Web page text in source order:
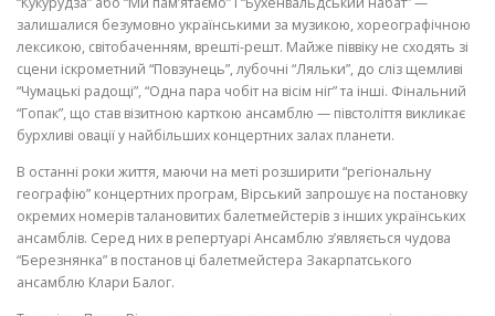
залишалися безумовно українськими за музикою, хо­реографічною
лексикою, світобаченням, врешті-решт. Майже піввіку не сходять зі
сцени іскрометний “Повзунець”, лубочні “Ляльки”, до сліз щемливі
“Чумацькі радощі”, “Одна пара чобіт на вісім ніг” та інші. Фі­нальний
“Гопак”, що став візитною карткою ансамблю — півстоліття вик­ликає
бурхливі овації у найбільших концертних залах планети.
В останні роки життя, маючи на меті розширити “регіональну
геогра­фію” концертних програм, Вірський запрошує на постановку
окремих но­мерів талановитих балетмейстерів з інших українських
ансамблів. Серед них в репертуарі Ансамблю з’являється чудова
“Березнянка” в постанов ці балетмейстера Закарпатського
ансамблю Клари Балог.